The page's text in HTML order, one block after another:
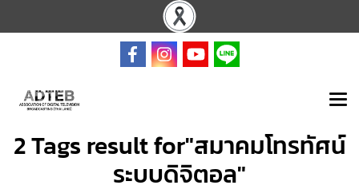
2 Tags result for"สมาคมโทรทัศน์
ระบบดิจิตอล"